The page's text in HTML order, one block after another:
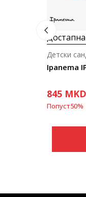
Достапна
Ipanema
Детски
845 MKD
Попуст50%